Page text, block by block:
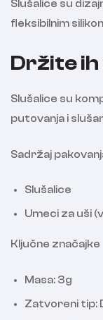
Slušalice su
fleksibilnim
Držite ih
Slušalice su
putovanja i
Sadržaj
Slušalice
Umeci za uši
Ključne značajke
Masa: 3g
Zatvoreni tip: